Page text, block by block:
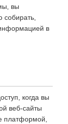
вы
собирать,
в
когда вы
веб-сайты
платформой,